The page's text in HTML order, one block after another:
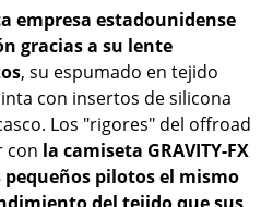
empresa estadounidense
gracias a su lente
, su espumado en tejido
con insertos de silicona
Los "rigores" del offroad
con la camiseta GRAVITY-FX
pequeños pilotos el mismo